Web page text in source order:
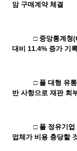
암 구매계약 체결
□ 중앙통계청
대비
11.4% 증가 기
□ 폴 대형 유통
반 사항으로 재판 회
□ 폴 정유기업
업체가 비용 충당할